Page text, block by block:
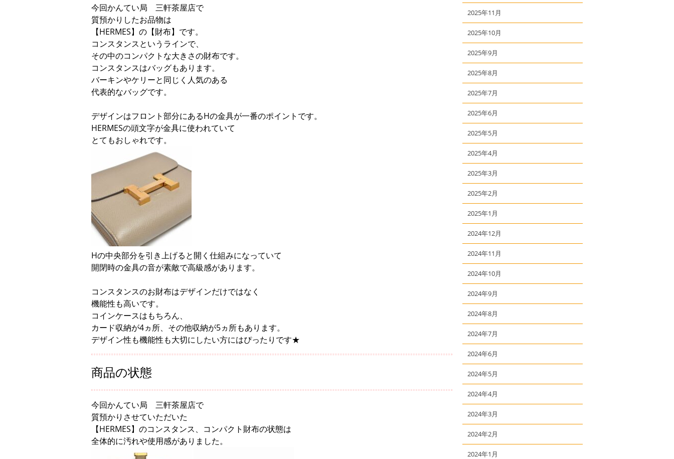
今回かんてい局 三軒茶屋店で
質預かりしたお品物は
【HERMES】の【財布】です。
コンスタンスというラインで、
その中のコンパクトな大きさの財布です。
コンスタンスはバッグもあります。
バーキンやケリーと同じく人気のある
代表的なバッグです。
デザインはフロント部分にあるHの金具が一番のポイントです。
HERMESの頭文字が金具に使われていて
とてもおしゃれです。
Hの中央部分を引き上げると開く仕組みになっていて
開閉時の金具の音が素敵で高級感があります。
コンスタンスのお財布はデザインだけではなく
機能性も高いです。
コインケースはもちろん、
カード収納が4ヵ所、その他収納が5ヵ所もあります。
デザイン性も機能性も大切にしたい方にはぴったりです★
商品の状態
今回かんてい局 三軒茶屋店で
質預かりさせていただいた
【HERMES】のコンスタンス、コンパクト財布の状態は
全体的に汚れや使用感がありました。
2025年11月
2025年10月
2025年9月
2025年8月
2025年7月
2025年6月
2025年5月
2025年4月
2025年3月
2025年2月
2025年1月
2024年12月
2024年11月
2024年10月
2024年9月
2024年8月
2024年7月
2024年6月
2024年5月
2024年4月
2024年3月
2024年2月
2024年1月